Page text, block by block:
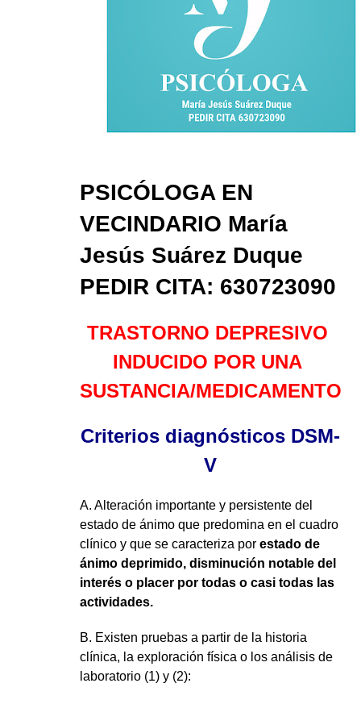
PSICÓLOGA EN
VECINDARIO María
Jesús Suárez Duque
PEDIR CITA: 630723090
TRASTORNO DEPRESIVO
INDUCIDO POR UNA
SUSTANCIA/MEDICAMENTO
Criterios diagnósticos DSM-
V
A. Alteración importante y persistente del
estado de ánimo que predomina en el cuadro
clínico y que se caracteriza por estado de
ánimo deprimido, disminución notable del
interés o placer por todas o casi todas las
actividades.
B. Existen pruebas a partir de la historia
clínica, la exploración física o los análisis de
laboratorio (1) y (2):